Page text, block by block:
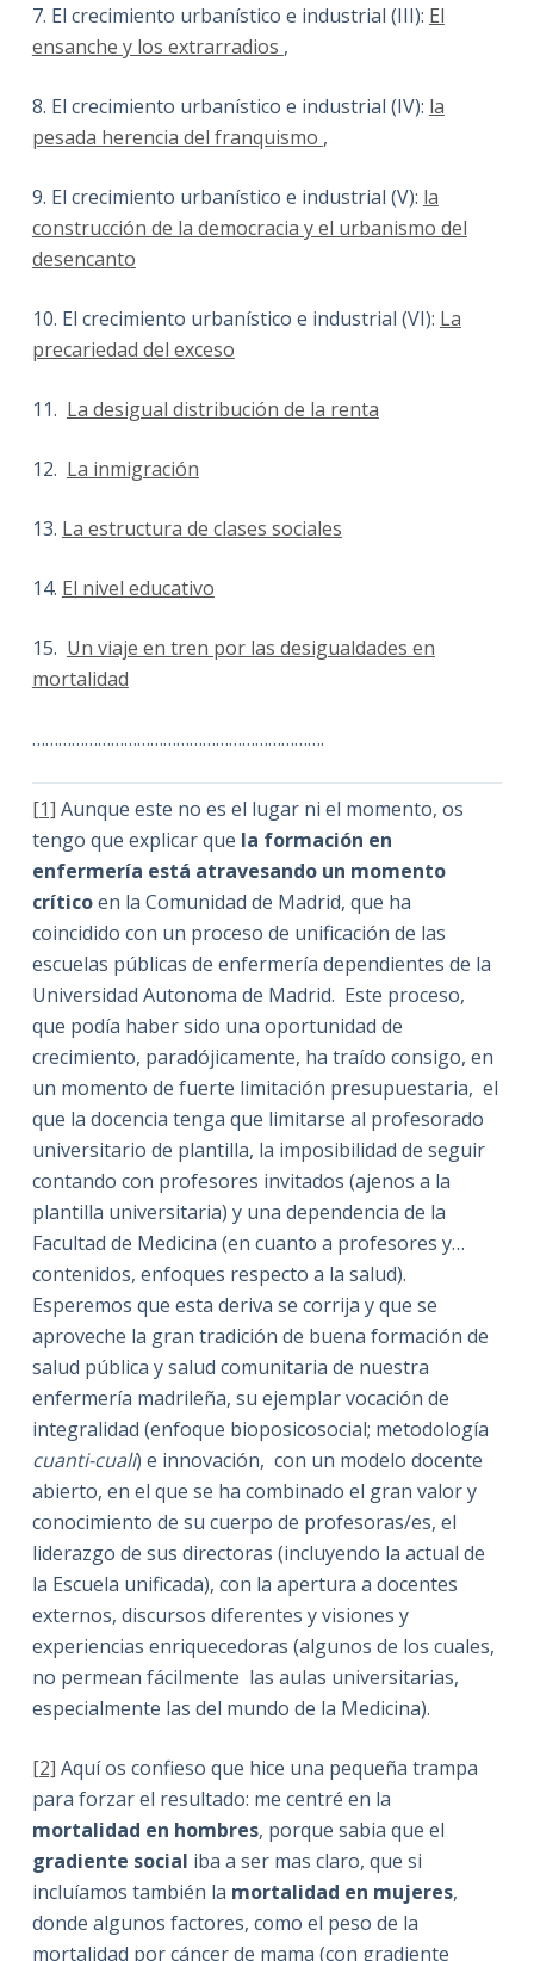
7. El crecimiento urbanístico e industrial (III): El
ensanche y los extrarradios ,
8. El crecimiento urbanístico e industrial (IV): la
pesada herencia del franquismo ,
9. El crecimiento urbanístico e industrial (V): la
construcción de la democracia y el urbanismo del
desencanto
10. El crecimiento urbanístico e industrial (VI): La
precariedad del exceso
11. La desigual distribución de la renta
12. La inmigración
13. La estructura de clases sociales
14. El nivel educativo
15. Un viaje en tren por las desigualdades en
mortalidad
………………………………………………………….
[1] Aunque este no es el lugar ni el momento, os
tengo que explicar que la formación en
enfermería está atravesando un momento
críticoen la Comunidad de Madrid, que ha
coincidido con un proceso de unificación de las
escuelas públicas de enfermería dependientes de la
Universidad Autonoma de Madrid. Este proceso,
que podía haber sido una oportunidad de
crecimiento, paradójicamente, ha traído consigo, en
un momento de fuerte limitación presupuestaria, el
que la docencia tenga que limitarse al profesorado
universitario de plantilla, la imposibilidad de seguir
contando con profesores invitados (ajenos a la
plantilla universitaria) y una dependencia de la
Facultad de Medicina (en cuanto a profesores y…
contenidos, enfoques respecto a la salud).
Esperemos que esta deriva se corrija y que se
aproveche la gran tradición de buena formación de
salud pública y salud comunitaria de nuestra
enfermería madrileña, su ejemplar vocación de
integralidad (enfoque bioposicosocial; metodología
cuanti-cuali) e innovación, con un modelo docente
abierto, en el que se ha combinado el gran valor y
conocimiento de su cuerpo de profesoras/es, el
liderazgo de sus directoras (incluyendo la actual de
la Escuela unificada), con la apertura a docentes
externos, discursos diferentes y visiones y
experiencias enriquecedoras (algunos de los cuales,
no permean fácilmente las aulas universitarias,
especialmente las del mundo de la Medicina).
[2] Aquí os confieso que hice una pequeña trampa
para forzar el resultado: me centré en la
mortalidad en hombres, porque sabia que el
gradiente social iba a ser mas claro, que si
incluíamos también la mortalidad en mujeres,
donde algunos factores, como el peso de la
mortalidad por cáncer de mama (con gradiente